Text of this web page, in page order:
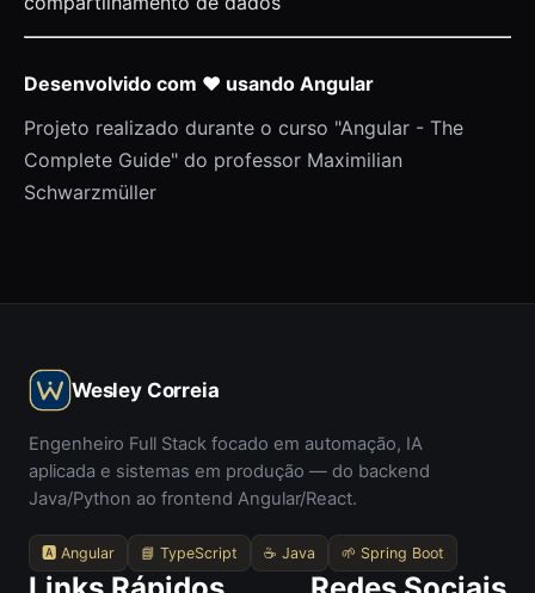
Desenvolvido com ❤️ usando Angular
Projeto realizado durante o curso "Angular - The
Complete Guide" do professor Maximilian
Schwarzmüller
Wesley Correia
Engenheiro Full Stack focado em automação, IA
aplicada e sistemas em produção — do backend
Java/Python ao frontend Angular/React.
🅰️ Angular 📘 TypeScript ☕ Java 🌱 Spring Boot